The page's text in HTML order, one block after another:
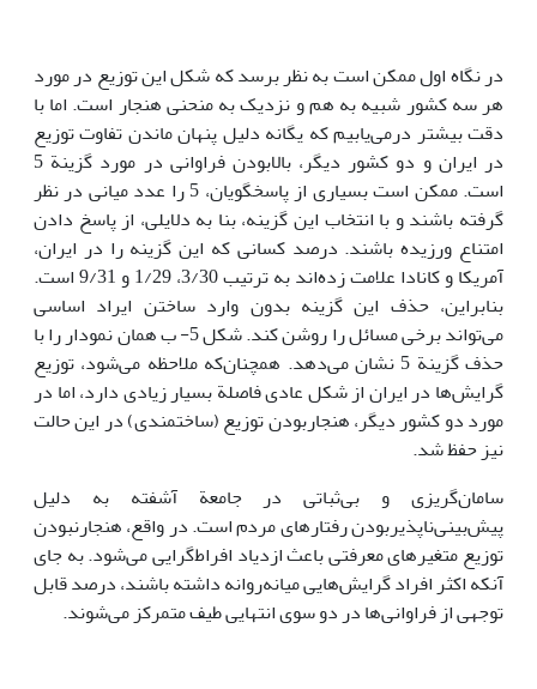
در نگاه اول ممکن است به نظر برسد که شکل این توزیع در مورد
هر سه کشور شبیه به هم و نزدیک به منحنی هنجار است. اما با
دقت بیشتر درمی‌یابیم که یگانه دلیل پنهان ماندن تفاوت توزیع
در ایران و دو کشور دیگر، بالابودن فراوانی در مورد گزینة 5
است. ممکن است بسیاری از پاسخگویان، 5 را عدد میانی در نظر
گرفته باشند و با انتخاب این گزینه، بنا به دلایلی، از پاسخ دادن
امتناع ورزیده باشند. درصد کسانی که این گزینه را در ایران،
آمریکا و کانادا علامت زده‌اند به ترتیب 3/30، 1/29 و 9/31 است.
بنابراین، حذف این گزینه بدون وارد ساختن ایراد اساسی
می‌تواند برخی مسائل را روشن کند. شکل 5- ب همان نمودار را با
حذف گزینة 5 نشان می‌دهد. همچنان‌که ملاحظه می‌شود، توزیع
گرایش‌ها در ایران از شکل عادی فاصلة بسیار زیادی دارد، اما در
مورد دو کشور دیگر، هنجاربودن توزیع (ساختمندی) در این حالت
نیز حفظ شد.
سامان‌گریزی و بی‌ثباتی در جامعة آشفته به دلیل
پیش‌بینی‌ناپذیربودن رفتارهای مردم است. در واقع، هنجارنبودن
توزیع متغیرهای معرفتی باعث ازدیاد افراط‌گرایی می‌شود. به جای
آنکه اکثر افراد گرایش‌هایی میانه‌روانه داشته باشند، درصد قابل
توجهی از فراوانی‌ها در دو سوی انتهایی طیف متمرکز می‌شوند.